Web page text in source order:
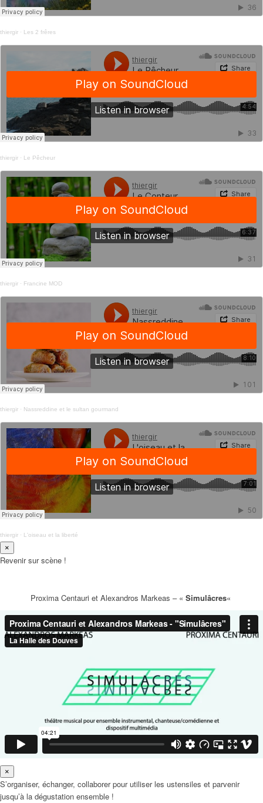
thiergir · Les 2 frêres
thiergir · Le Pêcheur
thiergir · Francine MOD
thiergir · Nassreddine et le sultan gourmand
thiergir · L'oiseau et la liberté
×
Revenir sur scène !
Proxima Centauri et Alexandros Markeas – « Simulâcres«
×
S’organiser, échanger, collaborer pour utiliser les ustensiles et parvenir
jusqu’à la dégustation ensemble !